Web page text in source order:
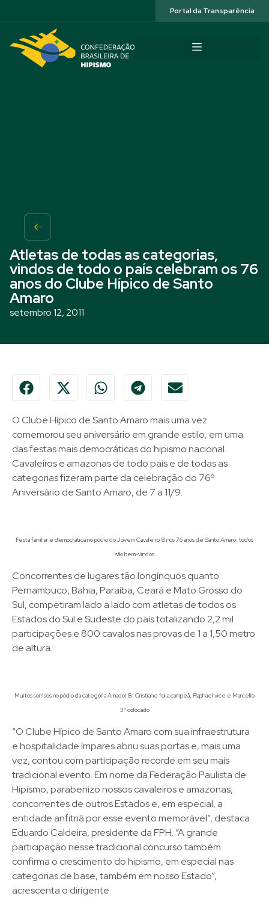
Portal da Transparência
Atletas de todas as categorias,
vindos de todo o país celebram os 76
anos do Clube Hípico de Santo
Amaro
setembro 12, 2011
O Clube Hípico de Santo Amaro mais uma vez
comemorou seu aniversário em grande estilo, em uma
das festas mais democráticas do hipismo nacional.
Cavaleiros e amazonas de todo país e de todas as
categorias fizeram parte da celebração do 76º
Aniversário de Santo Amaro, de 7 a 11/9.
Festa familiar e democrática no pódio do Jovem Cavaleiro B nos 76 anos de Santo Amaro: todos
são bem-vindos
Concorrentes de lugares tão longínquos quanto
Pernambuco, Bahia, Paraíba, Ceará e Mato Grosso do
Sul, competiram lado a lado com atletas de todos os
Estados do Sul e Sudeste do país totalizando 2,2 mil
participações e 800 cavalos nas provas de 1 a 1,50 metro
de altura.
Muitos sorrisos no pódio da categoria Amador B: Cristiane foi a campeã, Raphael vice e Marcello
3º colocado
“O Clube Hípico de Santo Amaro com sua infraestrutura
e hospitalidade ímpares abriu suas portas e, mais uma
vez, contou com participação recorde em seu mais
tradicional evento. Em nome da Federação Paulista de
Hipismo, parabenizo nossos cavaleiros e amazonas,
concorrentes de outros Estados e, em especial, a
entidade anfitriã por esse evento memorável”, destaca
Eduardo Caldeira, presidente da FPH. “A grande
participação nesse tradicional concurso também
confirma o crescimento do hipismo, em especial nas
categorias de base, também em nosso Estado”,
acrescenta o dirigente.